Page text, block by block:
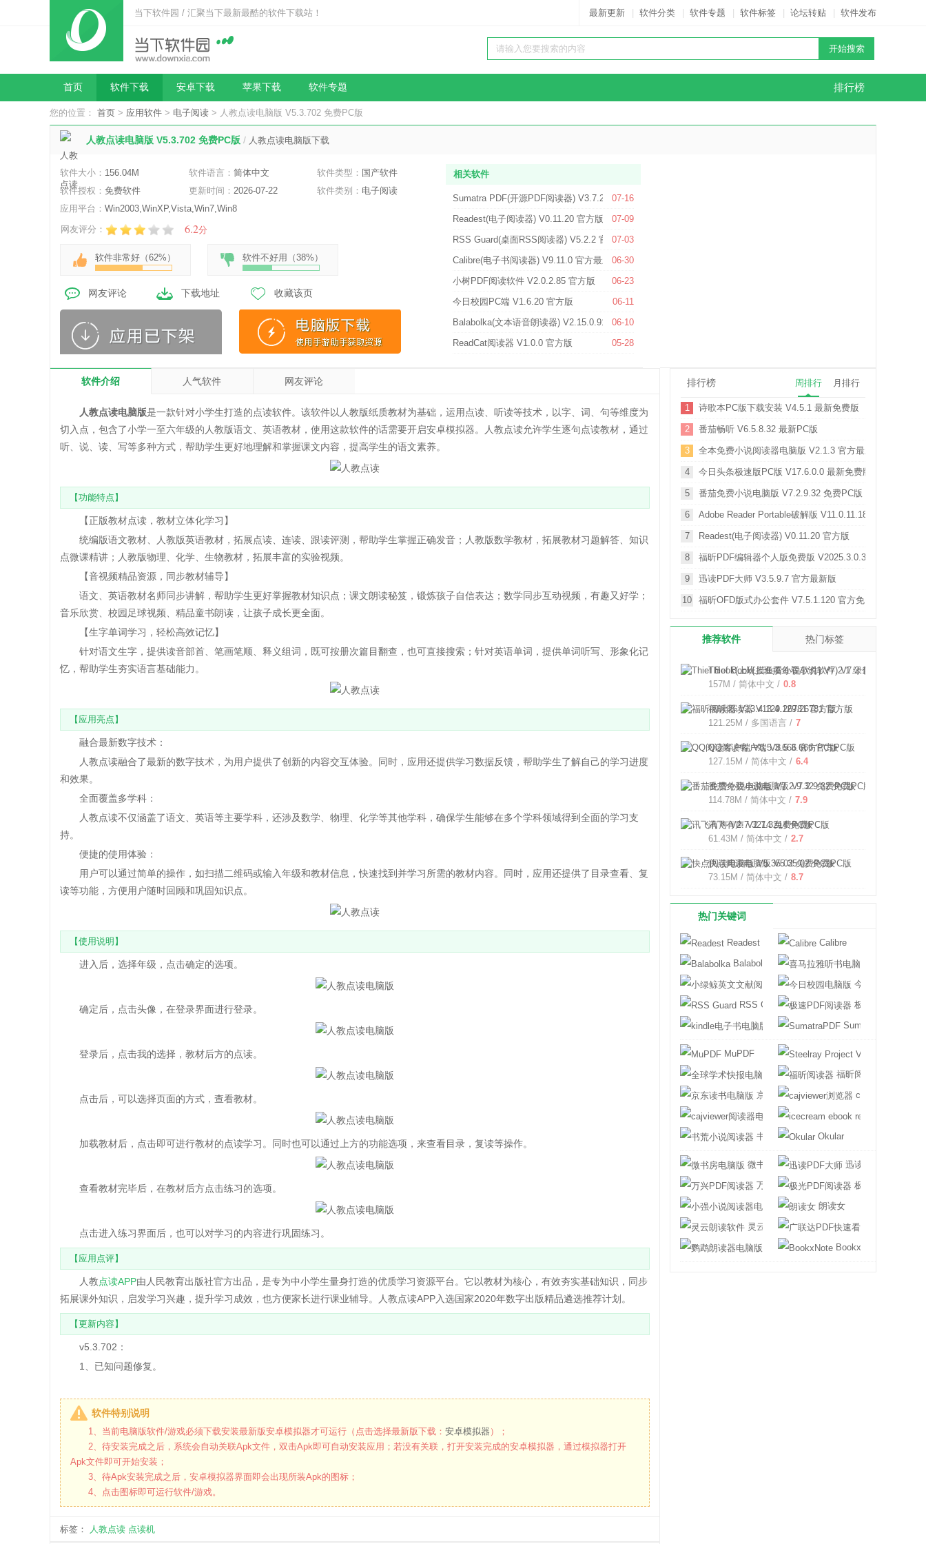
当下软件园 / 汇聚当下最新最酷的软件下载站！ 最新更新 软件分类 软件专题 软件标签 论坛转贴 软件发布
排行榜
首页 软件下载 安卓下载 苹果下载 软件专题
您的位置： 首页 > 应用软件 > 电子阅读 > 人教点读电脑版 V5.3.702 免费PC版
人教点读电脑版 V5.3.702 免费PC版 / 人教点读电脑版下载
软件大小： 156.04M 软件语言： 简体中文 软件类型： 国产软件
软件授权： 免费软件 更新时间： 2026-07-22 软件类别： 电子阅读
应用平台： Win2003,WinXP,Vista,Win7,Win8
网友评分：
6.2分
软件非常好（62% ） 软件不好用（38% ）
网友评论 下载地址 收藏该页
相关软件
07-16
Sumatra PDF(开源PDF阅读器) V3.7.20123 官方最新版
07-09
Readest(电子阅读器) V0.11.20 官方版
07-03
RSS Guard(桌面RSS阅读器) V5.2.2 官方版
06-30
Calibre(电子书阅读器) V9.11.0 官方最新版
06-23
小树PDF阅读软件 V2.0.2.85 官方版
06-11
今日校园PC端 V1.6.20 官方版
06-10
Balabolka(文本语音朗读器) V2.15.0.918 官方版
05-28
ReadCat阅读器 V1.0.0 官方版
软件介绍 人气软件 网友评论
人教点读电脑版是一款针对小学生打造的点读软件。该软件以人教版纸质教材为基础，运用点读、听读等技术，以字、词、句等维度为
切入点，包含了小学一至六年级的人教版语文、英语教材，使用这款软件的话需要开启安卓模拟器。人教点读允许学生逐句点读教材，通过
听、说、读、写等多种方式，帮助学生更好地理解和掌握课文内容，提高学生的语文素养。
【功能特点】
【正版教材点读，教材立体化学习】
统编版语文教材、人教版英语教材，拓展点读、连读、跟读评测，帮助学生掌握正确发音；人教版数学教材，拓展教材习题解答、知识
点微课精讲；人教版物理、化学、生物教材，拓展丰富的实验视频。
【音视频精品资源，同步教材辅导】
语文、英语教材名师同步讲解，帮助学生更好掌握教材知识点；课文朗读秘笈，锻炼孩子自信表达；数学同步互动视频，有趣又好学；
音乐欣赏、校园足球视频、精品童书朗读，让孩子成长更全面。
【生字单词学习，轻松高效记忆】
针对语文生字，提供读音部首、笔画笔顺、释义组词，既可按册次篇目翻查，也可直接搜索；针对英语单词，提供单词听写、形象化记
忆，帮助学生夯实语言基础能力。
【应用亮点】
融合最新数字技术：
人教点读融合了最新的数字技术，为用户提供了创新的内容交互体验。同时，应用还提供学习数据反馈，帮助学生了解自己的学习进度
和效果。
全面覆盖多学科：
人教点读不仅涵盖了语文、英语等主要学科，还涉及数学、物理、化学等其他学科，确保学生能够在多个学科领域得到全面的学习支
持。
便捷的使用体验：
用户可以通过简单的操作，如扫描二维码或输入年级和教材信息，快速找到并学习所需的教材内容。同时，应用还提供了目录查看、复
读等功能，方便用户随时回顾和巩固知识点。
【使用说明】
进入后，选择年级，点击确定的选项。
确定后，点击头像，在登录界面进行登录。
登录后，点击我的选择，教材后方的点读。
点击后，可以选择页面的方式，查看教材。
加载教材后，点击即可进行教材的点读学习。同时也可以通过上方的功能选项，来查看目录，复读等操作。
查看教材完毕后，在教材后方点击练习的选项。
点击进入练习界面后，也可以对学习的内容进行巩固练习。
【应用点评】
人教点读APP由人民教育出版社官方出品，是专为中小学生量身打造的优质学习资源平台。它以教材为核心，有效夯实基础知识，同步
拓展课外知识，启发学习兴趣，提升学习成效，也方便家长进行课业辅导。人教点读APP入选国家2020年数字出版精品遴选推荐计划。
【更新内容】
v5.3.702：
1、已知问题修复。
软件特别说明
1、当前电脑版软件/游戏必须下载安装最新版安卓模拟器才可运行（点击选择最新版下载： 安卓模拟器 ）；
2、待安装完成之后，系统会自动关联Apk文件，双击Apk即可自动安装应用；若没有关联，打开安装完成的安卓模拟器，通过模拟器打开
Apk文件即可开始安装；
3、待Apk安装完成之后，安卓模拟器界面即会出现所装Apk的图标；
4、点击图标即可运行软件/游戏。
标签： 人教点读 点读机
排行榜 周排行 月排行
1 诗歌本PC版下载安装 V4.5.1 最新免费版
2 番茄畅听 V6.5.8.32 最新PC版
3 全本免费小说阅读器电脑版 V2.1.3 官方最新版
4 今日头条极速版PC版 V17.6.0.0 最新免费版
5 番茄免费小说电脑版 V7.2.9.32 免费PC版
6 Adobe Reader Portable破解版 V11.0.11.18 绿色便携版
7 Readest(电子阅读器) V0.11.20 官方版
8 福昕PDF编辑器个人版免费版 V2025.3.0.35737 永久激活
9 迅读PDF大师 V3.5.9.7 官方最新版
10 福昕OFD版式办公套件 V7.5.1.120 官方免费版
推荐软件 热门标签
Thief Book(上班摸鱼看小说软件) V7.2.1 绿色免费版
157M / 简体中文 / 0.8
福昕阅读器 V13.4.129.26781 官方版
121.25M / 多国语言 / 7
QQ阅读客户端 V8.5.3.666 官方PC版
127.15M / 简体中文 / 6.4
番茄免费小说电脑版 V7.2.9.32 免费PC版
114.78M / 简体中文 / 7.9
讯飞有声 V2.7.3214 免费PC版
61.43M / 简体中文 / 2.7
快点阅读电脑版 V5.35.02 免费PC版
73.15M / 简体中文 / 8.7
热门关键词
Readest
Calibre
Balabolka
小绿鲸英文文献阅读器今日校园电脑版
RSS Guard
极速PDF阅读器
kindle电子书电脑版 SumatraPDF
MuPDF
全球学术快报电脑版福昕阅读器
京东读书电脑版
cajviewer浏览器
cajviewer阅读器电脑版
书荒小说阅读器Okular
微书房电脑版
迅读PDF大师
万兴PDF阅读器
极光PDF阅读器
小强小说阅读器电脑版
朗读女
灵云朗读软件
鹦鹉朗读器电脑版 BookxNote